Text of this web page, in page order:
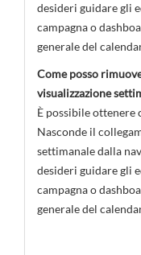
desideri guidare gli
campagna o
generale del
Come posso
visualizzazione
È possibile ottenere
Nasconde il
settimanale dalla
desideri guidare gli
campagna o
generale del